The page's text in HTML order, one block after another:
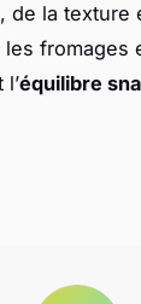
de la texture
fromages
équilibre